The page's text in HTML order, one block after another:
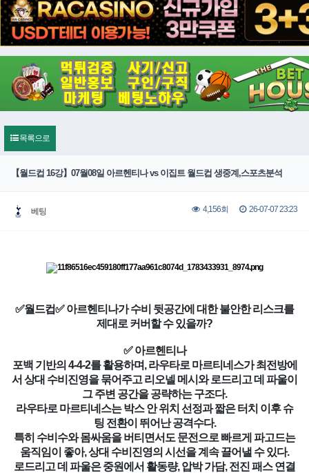
목록으로
【월드컵 16강】07월08일 아르헨티나 vs 이집트 월드컵 생중계,스포츠분석
베팅 4,156회 26-07-07 23:23
✅월드컵✅ 아르헨티나가 수비 뒷공간에 대한 불안한 리스크를
제대로 커버할 수 있을까?
✅ 아르헨티나
포백 기반의 4-4-2를 활용하며, 라우타로 마르티네스가 최전방에
서 상대 수비진영을 묶어주고 리오넬 메시와 로드리고 데 파울이
그 주변 공간을 공략하는 구조다.
라우타로 마르티네스는 박스 안 위치 선정과 짧은 터치 이후 슈
팅 전환이 뛰어난 공격수다.
특히 수비수와 몸싸움을 버티면서도 문전으로 빠르게 파고드는
움직임이 좋아, 상대 수비진영의 시선을 계속 끌어낼 수 있다.
로드리고 데 파울은 중원에서 활동량, 압박 가담, 전진 패스 연결